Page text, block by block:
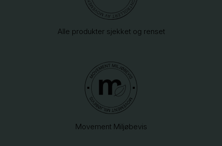
Alle produkter sjekket og renset
Movement Miljøbevis